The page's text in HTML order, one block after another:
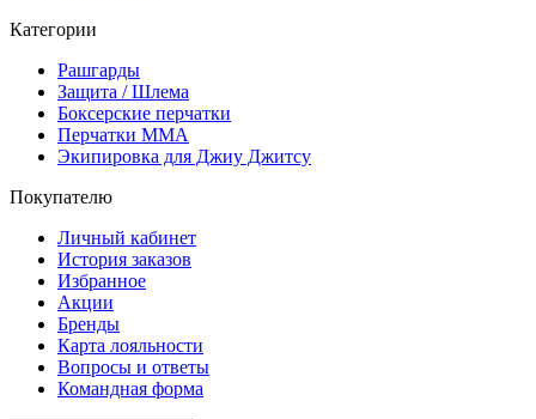
Категории
Рашгарды
Защита / Шлема
Боксерские перчатки
Перчатки ММА
Экипировка для Джиу Джитсу
Покупателю
Личный кабинет
История заказов
Избранное
Акции
Бренды
Карта лояльности
Вопросы и ответы
Командная форма